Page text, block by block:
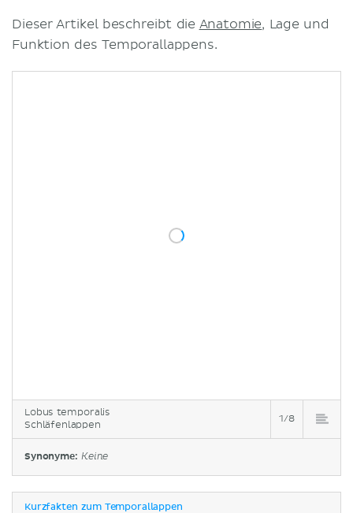
Lobus temporalis
Schläfenlappen
1/8
Synonyme: Keine
Dieser Artikel beschreibt die Anatomie, Lage und
Funktion des Temporallappens.
Kurzfakten zum Temporallappen